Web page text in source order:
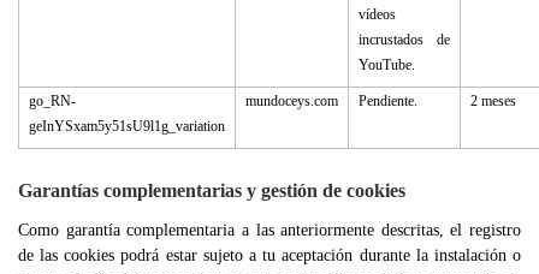
vídeos
incrustados de
YouTube.
go_RN-
geInYSxam5y51sU9l1g_variation
mundoceys.com Pendiente. 2 meses
Garantías complementarias y gestión de cookies
Como garantía complementaria a las anteriormente descritas, el registro
de las cookies podrá estar sujeto a tu aceptación durante la instalación o